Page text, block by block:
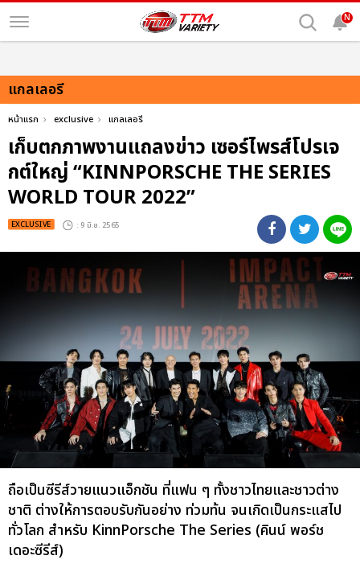
N
แกลเลอรี
หน้าแรก exclusive แกลเลอรี
เก็บตกภาพงานแถลงข่าว เซอร์ไพรส์โปรเจ
กต์ใหญ่ “KINNPORSCHE THE SERIES
WORLD TOUR 2022”
EXCLUSIVE : 9 มิ.ย. 2565
ถือเป็นซีรีส์วายแนวแอ็กชัน ที่แฟน ๆ ทั้งชาวไทยและชาวต่าง
ชาติ ต่างให้การตอบรับกันอย่าง ท่วมท้น จนเกิดเป็นกระแสไป
ทั่วโลก สำหรับ KinnPorsche The Series (คินน์ พอร์ช
เดอะซีรีส์)